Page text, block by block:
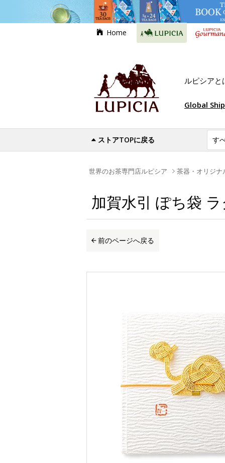
Home
ルピシアと
Global
ストアTOPに戻る
世界のお茶専門店ルピシア 茶器・オリジナ
加賀水引 ぽち袋
前のページへ戻る